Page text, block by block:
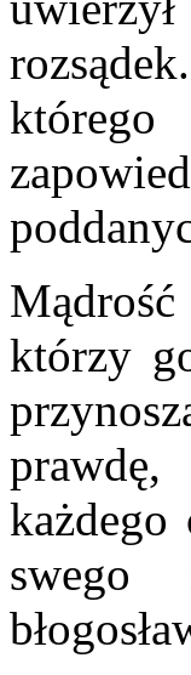
którzy
każdego